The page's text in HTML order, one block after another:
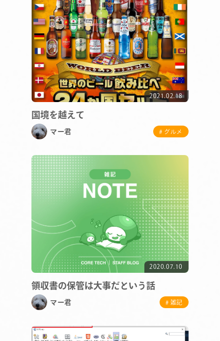
2021.02.18
国境を越えて
マー君 # グルメ
2020.07.10
領収書の保管は大事だという話
マー君 # 雑記